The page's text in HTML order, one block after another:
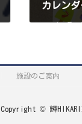
カレン
2022年7月31
施設のご案内
Copyright © 輝